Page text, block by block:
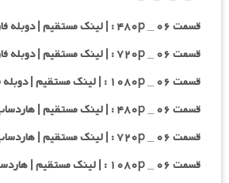
قسمت ۰۶ _ ۴۸۰p : | لینک مستقیم | دوبله فارسی
قسمت ۰۶ _ ۷۲۰p : | لینک مستقیم | دوبله فارسی
قسمت ۰۶ _ ۱۰۸۰p : | لینک مستقیم | دوبله فارسی
قسمت ۰۶ _ ۴۸۰p : | لینک مستقیم | هاردساب فارسی
قسمت ۰۶ _ ۷۲۰p : | لینک مستقیم | هاردساب فارسی
قسمت ۰۶ _ ۱۰۸۰p : | لینک مستقیم | هاردساب فارسی